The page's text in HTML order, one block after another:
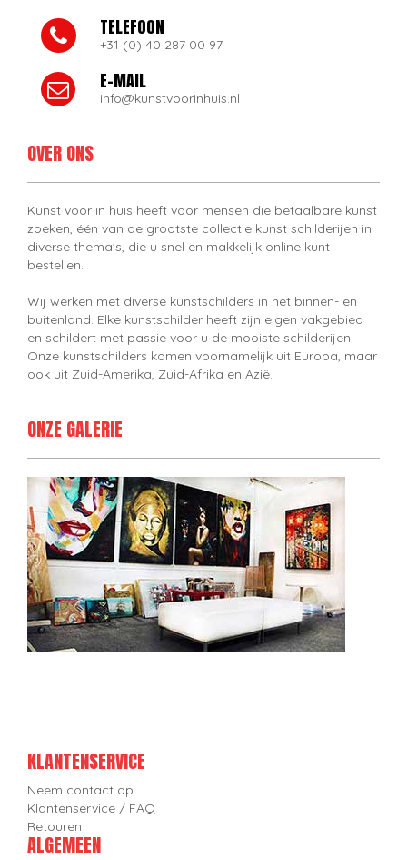
TELEFOON
+31 (0) 40 287 00 97
E-MAIL
info@kunstvoorinhuis.nl
OVER ONS
Kunst voor in huis heeft voor mensen die betaalbare kunst
zoeken, één van de grootste collectie kunst schilderijen in
diverse thema's, die u snel en makkelijk online kunt
bestellen.
Wij werken met diverse kunstschilders in het binnen- en
buitenland. Elke kunstschilder heeft zijn eigen vakgebied
en schildert met passie voor u de mooiste schilderijen.
Onze kunstschilders komen voornamelijk uit Europa, maar
ook uit Zuid-Amerika, Zuid-Afrika en Azië.
ONZE GALERIE
KLANTENSERVICE
Neem contact op
Klantenservice / FAQ
Retouren
ALGEMEEN